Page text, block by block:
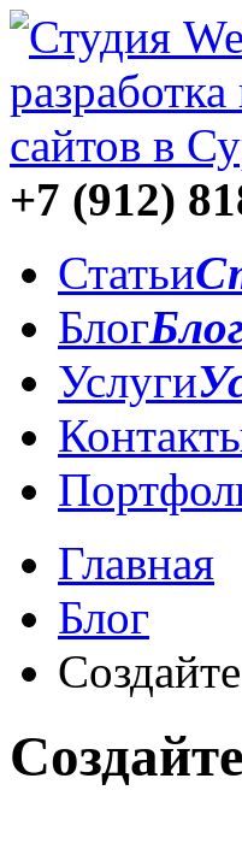
+7 (912)
Статьи
Блог
Услуги
Главная
Блог